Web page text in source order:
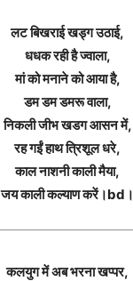
लट बिखराई खड्ग उठाई,
धधक रही है ज्वाला,
मां को मनाने को आया है,
डम डम डमरू वाला,
निकली जीभ खडग आसन में,
रह गईं हाथ त्रिशूल धरे,
काल नाशनी काली मैया,
जय काली कल्याण करें।bd।
कलयुग में अब भरना खप्पर,